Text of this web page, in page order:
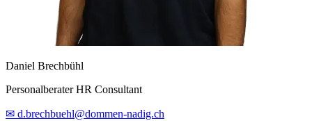
Daniel Brechbühl
Personalberater HR Consultant
✉ d.brechbuehl@dommen-nadig.ch